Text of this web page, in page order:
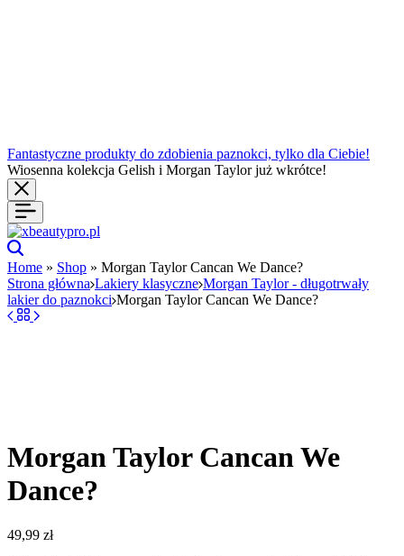
Fantastyczne produkty do zdobienia paznokci, tylko dla Ciebie!
Wiosenna kolekcja Gelish i Morgan Taylor już wkrótce!
Home » Shop » Morgan Taylor Cancan We Dance?
Strona główna Lakiery klasyczne Morgan Taylor - długotrwały
lakier do paznokci Morgan Taylor Cancan We Dance?
Morgan Taylor Cancan We
Dance?
49,99 zł